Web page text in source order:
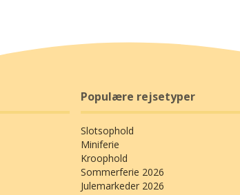
Populære rejsetyper
Slotsophold
Miniferie
Kroophold
Sommerferie 2026
Julemarkeder 2026